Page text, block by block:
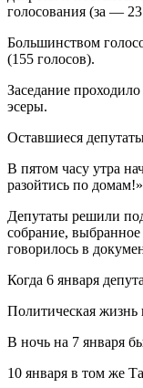
голосования (за —
Большинством
(155 голосов).
Заседание
эсеры.
Оставшиеся
В пятом часу утра
разойтись по домам!»
Депутаты решили
собрание,
говорилось в
Когда 6 января
Политическая жизнь
В ночь на 7 января
10 января в том же